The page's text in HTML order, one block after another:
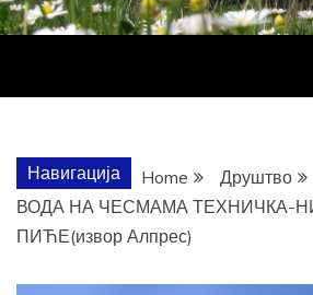
ДРУШТВО,
СПОРТ,
Навигација Home
Друштво
ВОДА НА ЧЕСМАМА ТЕХНИЧКА-
ПИЋЕ(извор Алпрес)